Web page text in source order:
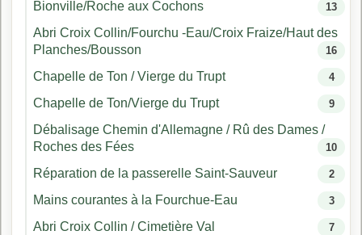
Bionville/Roche aux Cochons 13
Abri Croix Collin/Fourchu -Eau/Croix Fraize/Haut des
Planches/Bousson
16
Chapelle de Ton / Vierge du Trupt 4
Chapelle de Ton/Vierge du Trupt 9
Débalisage Chemin d'Allemagne / Rû des Dames /
Roches des Fées
10
Réparation de la passerelle Saint-Sauveur 2
Mains courantes à la Fourchue-Eau 3
Abri Croix Collin / Cimetière Val 7